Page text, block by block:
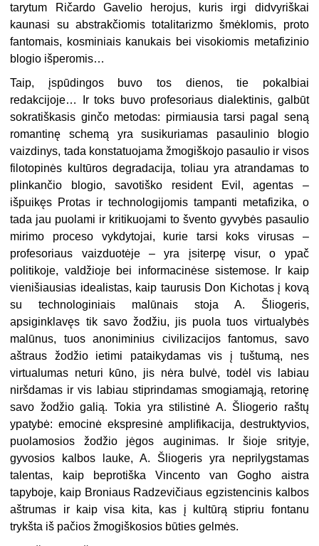
tarytum Ričardo Gavelio herojus, kuris irgi didvyriškai
kaunasi su abstrakčiomis totalitarizmo šmėklomis, proto
fantomais, kosminiais kanukais bei visokiomis metafizinio
blogio išperomis…
Taip, įspūdingos buvo tos dienos, tie pokalbiai
redakcijoje… Ir toks buvo profesoriaus dialektinis, galbūt
sokratiškasis ginčo metodas: pirmiausia tarsi pagal seną
romantinę schemą yra susikuriamas pasaulinio blogio
vaizdinys, tada konstatuojama žmogiškojo pasaulio ir visos
filotopinės kultūros degradacija, toliau yra atrandamas to
plinkančio blogio, savotiško resident Evil, agentas –
išpuikęs Protas ir technologijomis tampanti metafizika, o
tada jau puolami ir kritikuojami to švento gyvybės pasaulio
mirimo proceso vykdytojai, kurie tarsi koks virusas –
profesoriaus vaizduotėje – yra įsiterpę visur, o ypač
politikoje, valdžioje bei informacinėse sistemose. Ir kaip
vienišiausias idealistas, kaip taurusis Don Kichotas į kovą
su technologiniais malūnais stoja A. Šliogeris,
apsiginklavęs tik savo žodžiu, jis puola tuos virtualybės
malūnus, tuos anoniminius civilizacijos fantomus, savo
aštraus žodžio ietimi pataikydamas vis į tuštumą, nes
virtualumas neturi kūno, jis nėra bulvė, todėl vis labiau
niršdamas ir vis labiau stiprindamas smogiamąją, retorinę
savo žodžio galią. Tokia yra stilistinė A. Šliogerio raštų
ypatybė: emocinė ekspresinė amplifikacija, destruktyvios,
puolamosios žodžio jėgos auginimas. Ir šioje srityje,
gyvosios kalbos lauke, A. Šliogeris yra neprilygstamas
talentas, kaip beprotiška Vincento van Gogho aistra
tapyboje, kaip Broniaus Radzevičiaus egzistencinis kalbos
aštrumas ir kaip visa kita, kas į kultūrą stipriu fontanu
trykšta iš pačios žmogiškosios būties gelmės.